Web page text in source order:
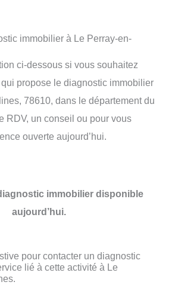
immobilier à Le Perray-en-
ci-dessous si vous souhaitez
propose le diagnostic immobilier
78610, dans le département du
RDV, un conseil ou pour vous
ouverte aujourd’hui.
immobilier disponible
aujourd’hui.
pour contacter un diagnostic
lié à cette activité à Le